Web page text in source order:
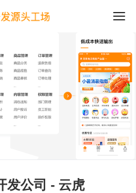
发公司 - 云虎